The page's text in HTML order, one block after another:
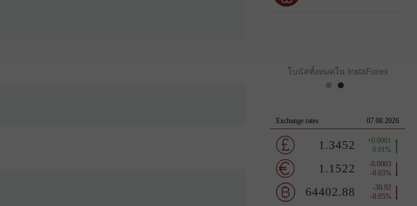
โบนัสทั้งหมดใน InstaForex